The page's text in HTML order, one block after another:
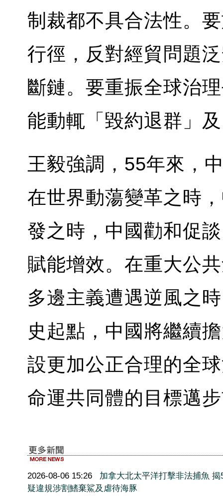
制裁都不具合法性。
行徑，反對經貿問題
斷鏈。要重振全球治
能動輒「毀約退群」
王毅強調，55年來，
在世界動蕩變革之時
發之時，中國勸和促
賦能增效。在重大公
多邊主義遭遇逆風之
史起點，中國將繼續
設更加公正合理的全
命運共同體的目標邁
2026-08-06 15:26
加拿大北太平洋打擊非法捕魚 揭
疑違規涉割鰭棄鯊及虐待海豚